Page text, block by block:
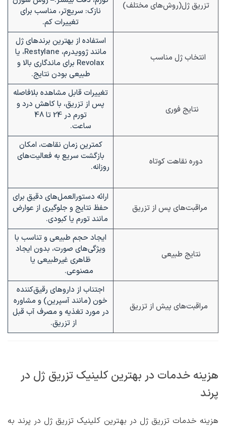
تزریق ژل(روش‌های مختلف)
نازک: سریع‌تر، مناسب برای
تغییرات کم.
انتخاب ژل مناسب
استفاده از بهترین برندهای ژل
مانند ژوویدرم، Restylane، یا
Revolax برای ماندگاری بالا و
طبیعی بودن نتایج.
نتایج فوری
تغییرات قابل مشاهده بلافاصله
پس از تزریق، با کاهش درد و
تورم در 24 تا 48
ساعت.
دوره نقاهت کوتاه
کمترین زمان نقاهت، امکان
بازگشت سریع به فعالیت‌های
روزانه.
مراقبت‌های پس از تزریق
ارائه دستورالعمل‌های دقیق برای
حفظ نتایج و جلوگیری از عوارض
مانند تورم یا کبودی.
نتایج طبیعی
ایجاد حجم طبیعی و تناسب با
ویژگی‌های صورت، بدون ایجاد
ظاهری غیرطبیعی یا
مصنوعی.
مراقبت‌های پیش از تزریق
اجتناب از داروهای رقیق‌کننده
خون (مانند آسپرین) و مشاوره
در مورد تغذیه و مصرف آب قبل
از تزریق.
هزینه خدمات در بهترین کلینیک تزریق ژل در
پرند
هزینه خدمات تزریق ژل در بهترین کلینیک‌ تزریق ژل در پرندبه